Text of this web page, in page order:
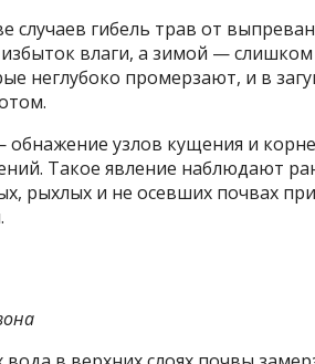
случаев гибель трав от
избыток влаги, а зимой —
неглубоко промерзают, и в
обнажение узлов кущения и
Такое явление наблюдают
рыхлых и не осевших почвах